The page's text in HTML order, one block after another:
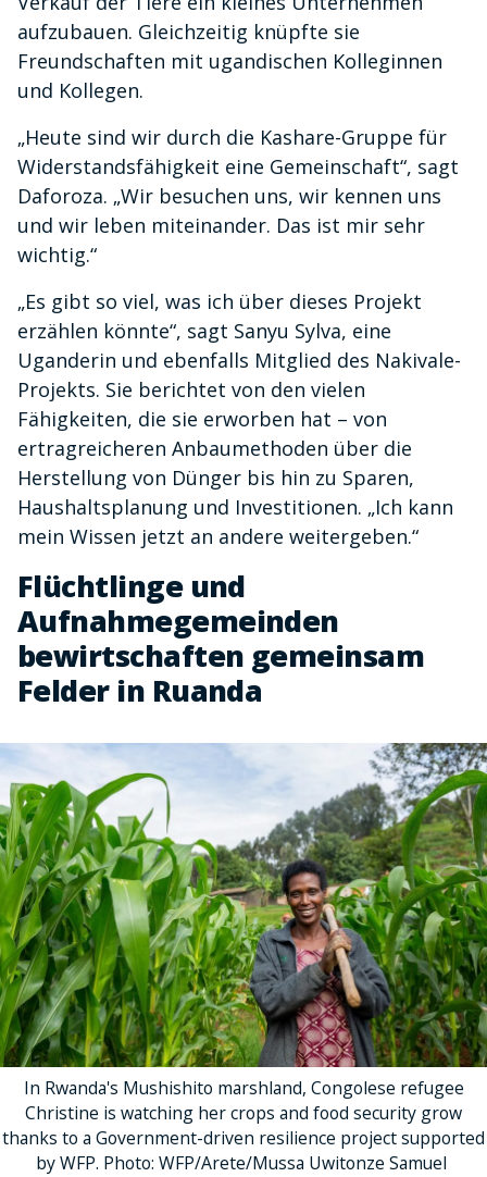
aufzubauen. Gleichzeitig knüpfte sie
Freundschaften mit ugandischen Kolleginnen
und Kollegen.
„Heute sind wir durch die Kashare-Gruppe für
Widerstandsfähigkeit eine Gemeinschaft“, sagt
Daforoza. „Wir besuchen uns, wir kennen uns
und wir leben miteinander. Das ist mir sehr
wichtig.“
„Es gibt so viel, was ich über dieses Projekt
erzählen könnte“, sagt Sanyu Sylva, eine
Uganderin und ebenfalls Mitglied des Nakivale-
Projekts. Sie berichtet von den vielen
Fähigkeiten, die sie erworben hat – von
ertragreicheren Anbaumethoden über die
Herstellung von Dünger bis hin zu Sparen,
Haushaltsplanung und Investitionen. „Ich kann
mein Wissen jetzt an andere weitergeben.“
Flüchtlinge und
Aufnahmegemeinden
bewirtschaften gemeinsam
Felder in Ruanda
In Rwanda's Mushishito marshland, Congolese refugee
Christine is watching her crops and food security grow
thanks to a Government-driven resilience project supported
by WFP. Photo: WFP/Arete/Mussa Uwitonze Samuel